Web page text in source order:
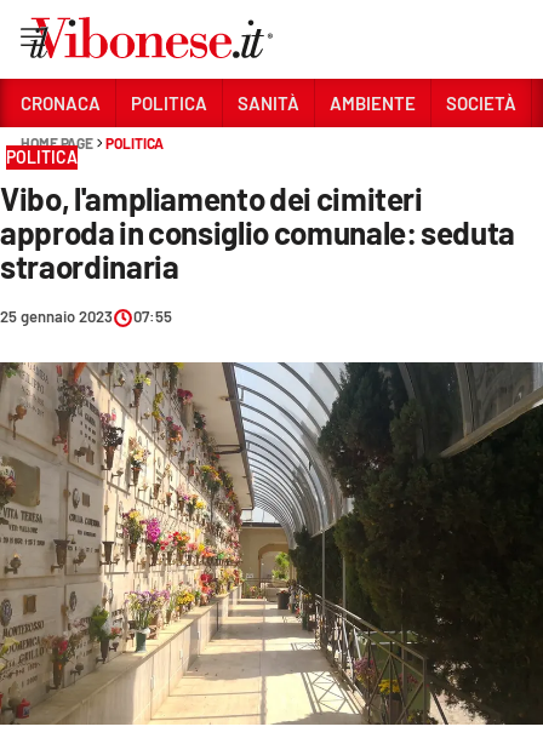
Sezioni
CRONACA
POLITICA
SOCIETÀ
CULTURA
ECONOMIA E LAVORO
EVENTI
SPORT
Streaming
LAC TV
CRONACA POLITICA SANITÀ AMBIENTE SOCIETÀ
HOME PAGE POLITICA
POLITICA
Vibo, l'ampliamento dei cimiteri
approda in consiglio comunale: seduta
straordinaria
25 gennaio 2023 07:55